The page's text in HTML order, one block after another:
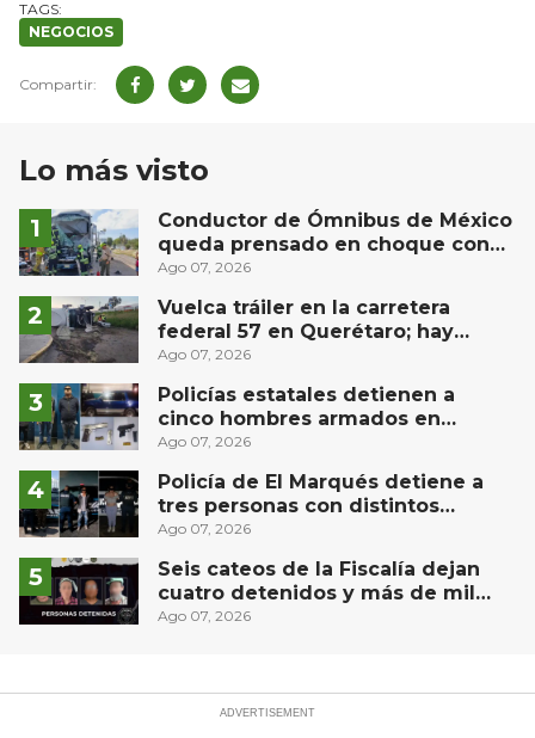
NEGOCIOS
Lo más visto
Conductor de Ómnibus de México
queda prensado en choque con
materialista en San Juan del Río
Ago 07, 2026
Vuelca tráiler en la carretera
federal 57 en Querétaro; hay
derrame de combustible
Ago 07, 2026
Policías estatales detienen a
cinco hombres armados en
Puebla capital
Ago 07, 2026
Policía de El Marqués detiene a
tres personas con distintos
narcóticos
Ago 07, 2026
Seis cateos de la Fiscalía dejan
cuatro detenidos y más de mil
dosis aseguradas en Querétaro
Ago 07, 2026